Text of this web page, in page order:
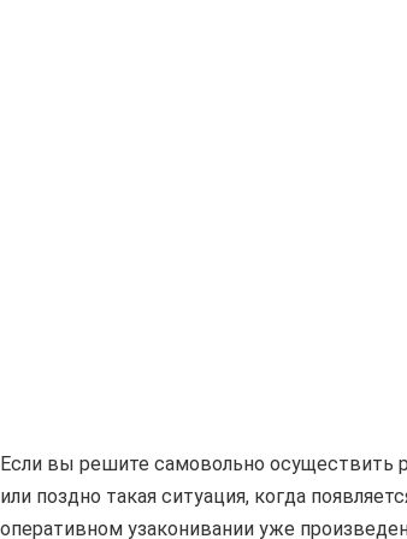
Если вы решите самовольно осуществить
или поздно такая ситуация, когда
оперативном узаконивании уже